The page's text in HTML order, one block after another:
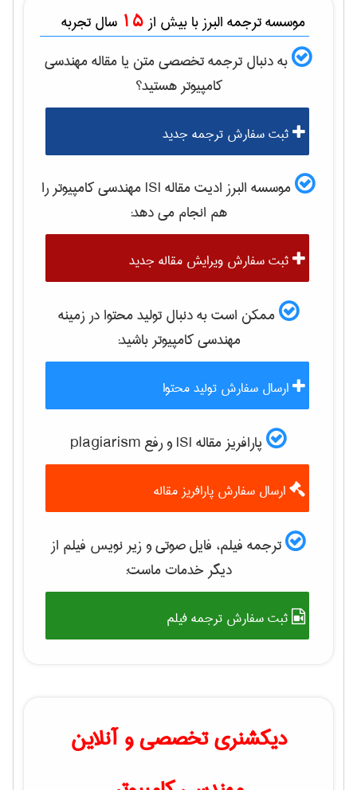
موسسه ترجمه البرز با بیش از 15 سال تجربه
به دنبال ترجمه تخصصی متن یا مقالهمهندسی
كامپيوترهستید؟
ثبت سفارش ترجمه جدید
موسسه البرز ادیت مقاله ISI مهندسی كامپيوتررا
هم انجام می دهد:
ثبت سفارش ویرایش مقاله جدید
ممکن است به دنبال تولید محتوا در زمینه
مهندسی كامپيوترباشید:
ارسال سفارش تولید محتوا
پارافریز مقاله ISI و رفع plagiarism
ارسال سفارش پارافریز مقاله
ترجمه فیلم، فایل صوتی و زیر نویس فیلم از
دیگر خدمات ماست:
ثبت سفارش ترجمه فیلم
دیکشنری تخصصی و آنلاین